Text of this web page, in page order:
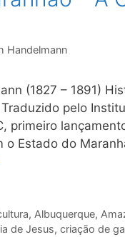
Handelmann
(1827 – 1891)
Traduzido pelo
primeiro
o Estado do
, Albuquerque,
de Jesus, criação de